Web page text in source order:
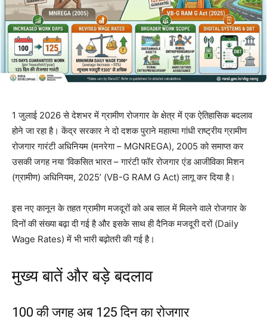
1 जुलाई 2026 से देशभर में ग्रामीण रोजगार के क्षेत्र में एक ऐतिहासिक बदलाव
होने जा रहा है। केंद्र सरकार ने दो दशक पुराने महात्मा गांधी राष्ट्रीय ग्रामीण
रोजगार गारंटी अधिनियम (मनरेगा – MGNREGA), 2005 को समाप्त कर
उसकी जगह नया ‘विकसित भारत – गारंटी फॉर रोजगार एंड आजीविका मिशन
(ग्रामीण) अधिनियम, 2025’ (VB-G RAM G Act) लागू कर दिया है।
इस नए कानून के तहत ग्रामीण मजदूरों को अब साल में मिलने वाले रोजगार के
दिनों की संख्या बढ़ा दी गई है और इसके साथ ही दैनिक मजदूरी दरों (Daily
Wage Rates) में भी भारी बढ़ोतरी की गई है।
मुख्य बातें और बड़े बदलाव
100 की जगह अब 125 दिन का रोजगार